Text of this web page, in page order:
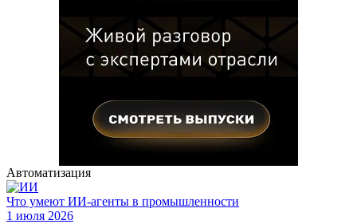
Автоматизация
Что умеют ИИ-агенты в промышленности
1 июля 2026